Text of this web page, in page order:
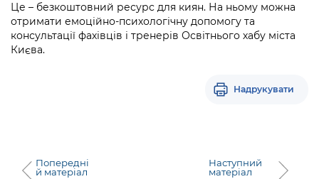
Гендерна політика
Безбар'єрність
Міський застосунок Київ Цифровий
Важливе під час воєнного стану
Це – безкоштовний ресурс для киян. На ньому можна
отримати емоційно-психологічну допомогу та
консультації фахівців і тренерів Освітнього хабу міста
Києва.
Надрукувати
Попередні
й матеріал
Наступний
матеріал